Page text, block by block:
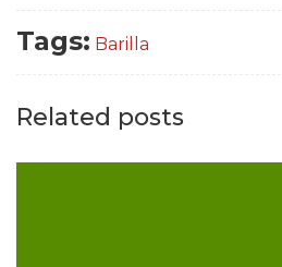
Tags: Barilla
Related posts